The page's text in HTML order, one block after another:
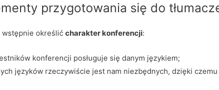
przygotowania się do
wstępnie określićcharakter konferencji:
konferencji posługuje się danym językiem;
języków rzeczywiście jest nam niezbędnych, dzięki